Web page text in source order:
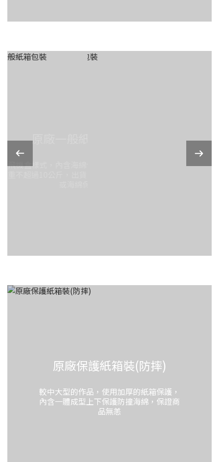
原廠一般紙箱包裝
盒樣式，內含海綿保護作品，通常總
原廠保護紙箱裝(防摔)
較中大型的作品，使用加厚的紙箱保護，
內含一體成型上下保護防撞海綿，保證商
品無恙